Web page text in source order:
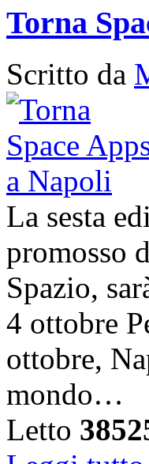
Torna
Scritto da
La sesta
promosso
Spazio,
4 ottobre
ottobre,
mondo…
Letto